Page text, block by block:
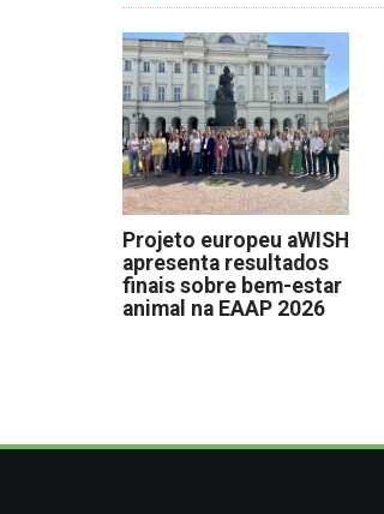
Projeto europeu aWISH
apresenta resultados
finais sobre bem-estar
animal na EAAP 2026